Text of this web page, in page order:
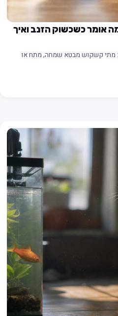
אומר כשכשוק הזנב ואיך
מתי קשקוש מבטא שמחה, מתח או